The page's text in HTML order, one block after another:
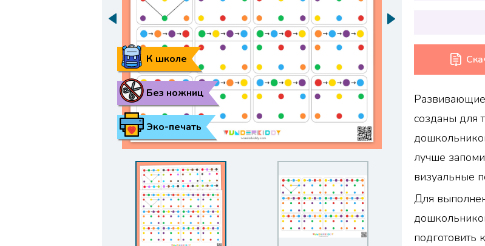
Эко-печать
Без ножниц
К школе
Развивающие
созданы для
лучше
визуальные
Для
подготовить